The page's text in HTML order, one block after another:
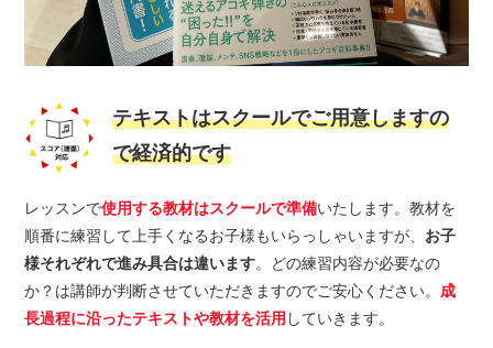
テキストはスクールでご用意しますの
で経済的です
レッスンで使用する教材はスクールで準備いたします。教材を
順番に練習して上手くなるお子様もいらっしゃいますが、 お子
様それぞれで進み具合は違います。どの練習内容が必要なの
か？は講師が判断させていただきますのでご安心ください。 成
長過程に沿ったテキストや教材を活用 していきます。